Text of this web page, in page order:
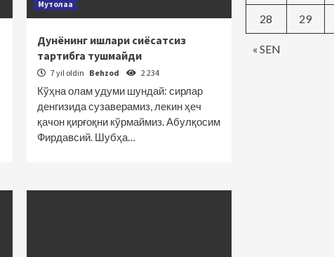
Мутолаа
Дунёнинг ишлари сиёсатсиз
тартибга тушмайди
7 yil oldin Behzod 2 234
Кўҳна олам удуми шундай: сирлар
денгизида сузаверамиз, лекин ҳеч
қачон қирғоқни кўрмаймиз. Абулқосим
Фирдавсий. Шубҳа…
« SEN
28 29